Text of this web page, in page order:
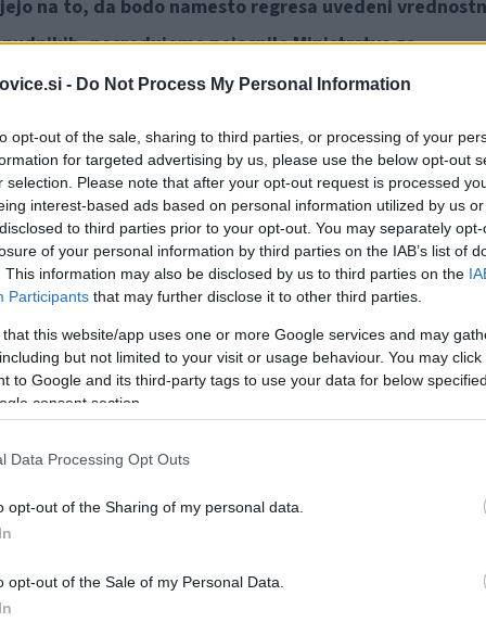
- Do Not Process My Personal Information
opt-out of the sale, sharing to third parties, or processing of your
for targeted advertising by us, please use the below opt-out
selection. Please note that after your opt-out request is processed
interest-based ads based on personal information utilized by us
to third parties prior to your opt-out. You may separately
of your personal information by third parties on the IAB’s list of
This information may also be disclosed by us to third parties on the
Participants that may further disclose it to other third parties.
that this website/app uses one or more Google services and may
but not limited to your visit or usage behaviour. You may
to Google and its third-party tags to use your data for below
consent section.
Data Processing Opt Outs
opt-out of the Sharing of my personal data.
opt-out of the Sale of my Personal Data.
na to, da bodo namesto regresa uvedeni
posredujemo pojasnilo Ministrstva za
se zavedajo težav v slovenskem turizmu, ki so
z izpadom prihodkov. Prve ukrepe za pomoč turizmu
namenom določitve smernic za drugi paket ukrepov, na
ministerZdravko Počivalšek4. aprila 2020 sklical tudi
in kmetijstva.
Pivecter ministraBoštjan KoritnikinJanez Cigler
(GZS, OZS, TZS, SBC, ZDS, KGZ, TGZS, ZDOPS, ZM,
in predloge za pripravo kvalitetnih smernic, s katerim
za čim bolj učinkoviti izhod iz krize. Eden
uvedli vrednostni boni za dopust pri slovenskih